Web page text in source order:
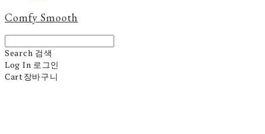
Comfy Smooth
Search 검색
Log In 로그인
Cart장바구니